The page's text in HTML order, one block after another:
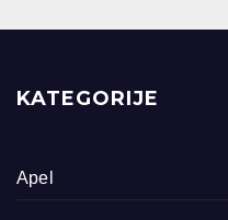
KATEGORIJE
Apel